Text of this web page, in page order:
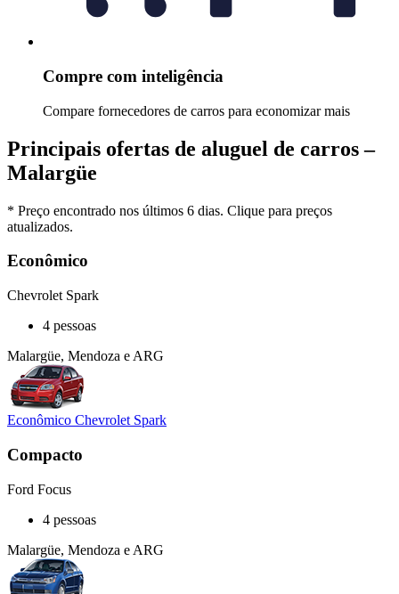
Compre com inteligência
Compare fornecedores de carros para economizar mais
Principais ofertas de aluguel de carros –
Malargüe
* Preço encontrado nos últimos 6 dias. Clique para preços
atualizados.
Econômico
Chevrolet Spark
4 pessoas
Malargüe, Mendoza e ARG
Econômico Chevrolet Spark
Compacto
Ford Focus
4 pessoas
Malargüe, Mendoza e ARG